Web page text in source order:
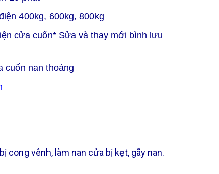
400kg, 600kg, 800kg
cửa cuốn* Sửa và thay mới bình lưu
cuốn nan thoáng
cong vênh, làm nan cửa bị kẹt, gãy nan.